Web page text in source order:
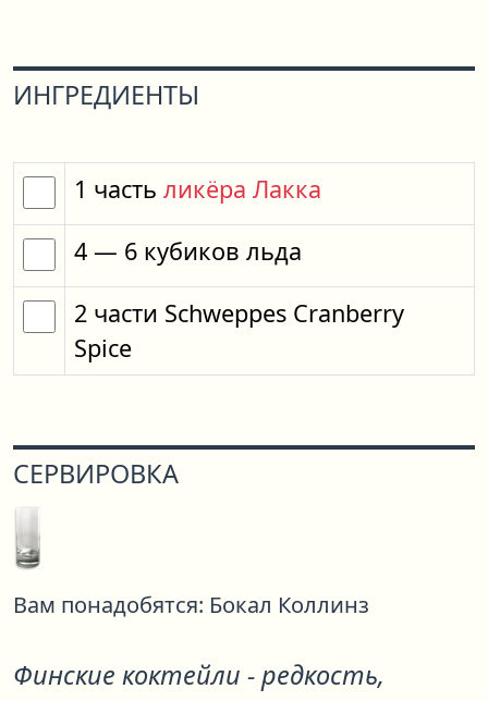
ИНГРЕДИЕНТЫ
1 часть ликёра Лакка
4 — 6 кубиков льда
2 части Schweppes Cranberry
Spice
СЕРВИРОВКА
Вам понадобятся: Бокал Коллинз
Финские коктейли - редкость,